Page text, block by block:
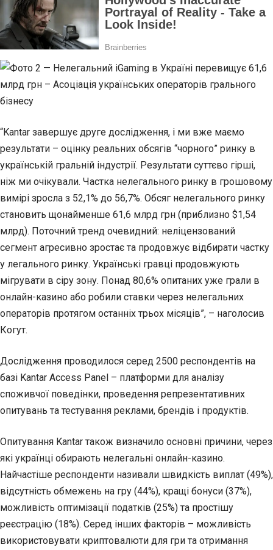
“Kantar завершує друге дослідження, і ми вже маємо
результати – оцінку реальних обсягів “чорного” ринку в
українській гральній індустрії. Результати суттєво гірші,
ніж ми очікували. Частка нелегального ринку в грошовому
вимірі зросла з 52,1% до 56,7%. Обсяг нелегального ринку
становить щонайменше 61,6 млрд грн (приблизно $1,54
млрд). Поточний тренд очевидний: неліцензований
сегмент агресивно зростає та продовжує відбирати частку
у легального ринку. Українські гравці продовжують
мігрувати в сіру зону. Понад 80,6% опитаних уже грали в
онлайн-казино або робили ставки через нелегальних
операторів протягом останніх трьох місяців”, – наголосив
Когут.
Дослідження проводилося серед 2500 респондентів на
базі Kantar Access Panel – платформи для аналізу
споживчої поведінки, проведення репрезентативних
опитувань та тестування реклами, брендів і продуктів.
Опитування Kantar також визначило основні причини, через
які українці обирають нелегальні онлайн-казино.
Найчастіше респонденти називали швидкість виплат (49%),
відсутність обмежень на гру (44%), кращі бонуси (37%),
можливість оптимізації податків (25%) та простішу
реєстрацію (18%). Серед інших факторів – можливість
використовувати криптовалюти для гри та отримання